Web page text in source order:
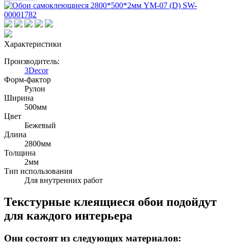
Характеристики
Производитель:
3Decor
Форм-фактор
Рулон
Ширина
500мм
Цвет
Бежевый
Длина
2800мм
Толщина
2мм
Тип использования
Для внутренних работ
Текстурные клеящиеся обои подойдут
для каждого интерьера
Они состоят из следующих материалов: